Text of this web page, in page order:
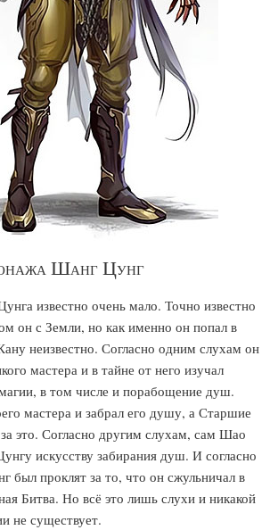
Шанг Цунг
известно очень мало. Точно известно
он с Земли, но как именно он попал в
неизвестно. Согласно одним слухам он
мастера и в тайне от него изучал
в том числе и порабощение душ.
мастера и забрал его душу, а Старшие
это. Согласно другим слухам, сам Шао
искусству забирания душ. И согласно
был проклят за то, что он сжульничал в
Битва. Но всё это лишь слухи и никакой
не существует.